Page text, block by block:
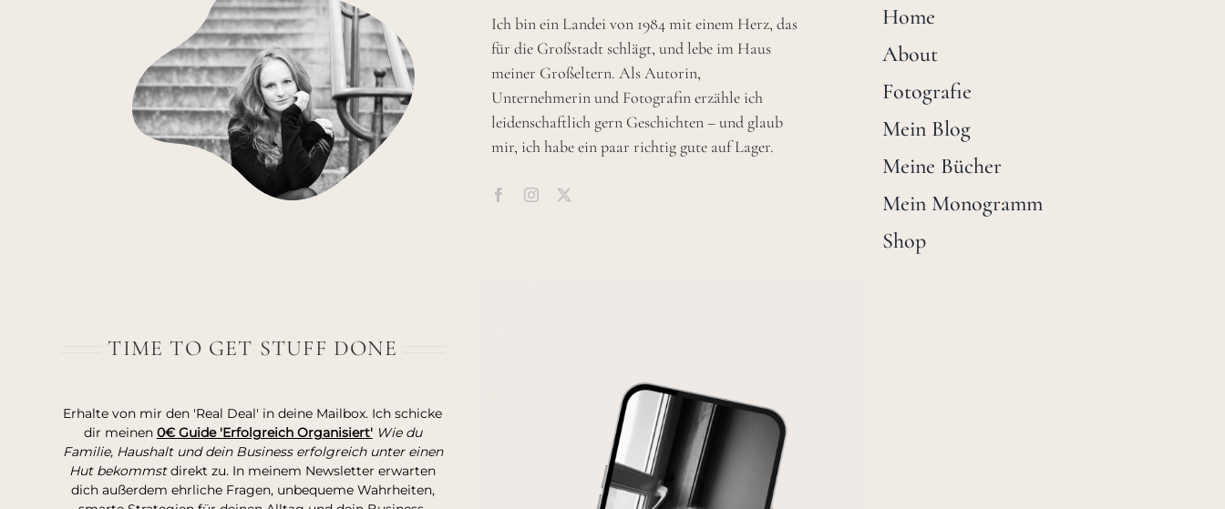
Ich bin ein Landei von 1984 mit einem Herz, das
für die Großstadt schlägt, und lebe im Haus
meiner Großeltern. Als Autorin,
Unternehmerin und Fotografin erzähle ich
leidenschaftlich gern Geschichten – und glaub
mir, ich habe ein paar richtig gute auf Lager.
Home
About
Fotografie
Mein Blog
Meine Bücher
Mein Monogramm
Shop
TIME TO GET STUFF DONE
Erhalte von mir den 'Real Deal' in deine Mailbox. Ich schicke
dir meinen 0€ Guide 'Erfolgreich Organisiert' Wie du
Familie, Haushalt und dein Business erfolgreich unter einen
Hut bekommstdirekt zu. In meinem Newsletter erwarten
dich außerdem ehrliche Fragen, unbequeme Wahrheiten,